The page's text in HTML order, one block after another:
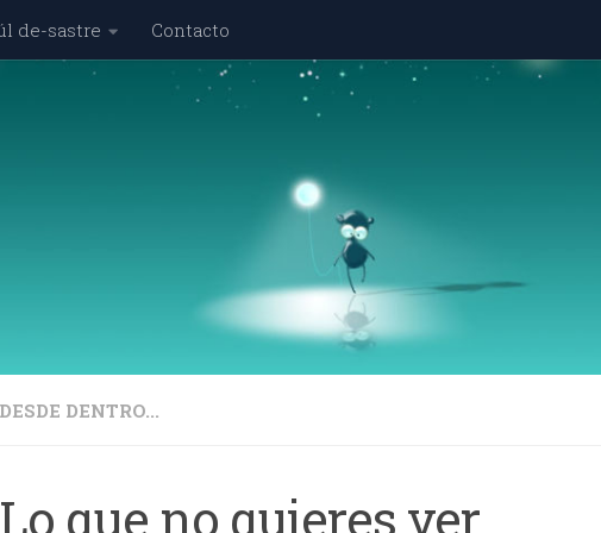
de-sastre Contacto
DESDE DENTRO...
Lo que no quieres ver